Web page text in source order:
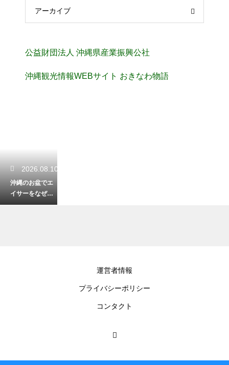
アーカイブ
公益財団法人 沖縄県産業振興公社
沖縄観光情報WEBサイト おきなわ物語
2026.08.10
沖縄のお盆でエ
イサーをなぜ踊
るのか？先祖へ
運営者情報
プライバシーポリシー
コンタクト